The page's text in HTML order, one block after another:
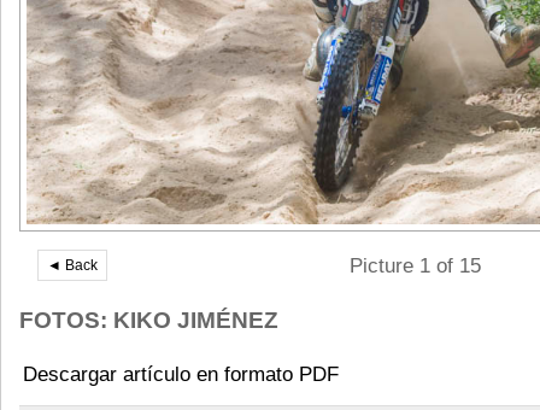
◄ Back Picture 1 of 15
FOTOS: KIKO JIMÉNEZ
Descargar artículo en formato PDF